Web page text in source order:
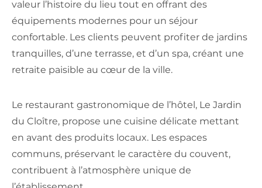
valeur l’histoire du lieu tout en offrant des
équipements modernes pour un séjour
confortable. Les clients peuvent profiter de jardins
tranquilles, d’une terrasse, et d’un spa, créant une
retraite paisible au cœur de la ville.
Le restaurant gastronomique de l’hôtel, Le Jardin
du Cloître, propose une cuisine délicate mettant
en avant des produits locaux. Les espaces
communs, préservant le caractère du couvent,
contribuent à l’atmosphère unique de